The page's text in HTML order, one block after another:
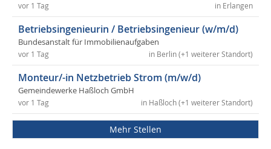
in Erlangen
vor 1 Tag
Betriebsingenieurin / Betriebsingenieur (w/m/d)
Bundesanstalt für Immobilienaufgaben
in Berlin (+1 weiterer Standort)
vor 1 Tag
Monteur/-in Netzbetrieb Strom (m/w/d)
Gemeindewerke Haßloch GmbH
in Haßloch (+1 weiterer Standort)
vor 1 Tag
Mehr Stellen